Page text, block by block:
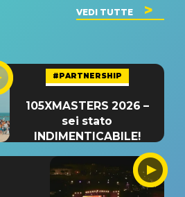
VEDI TUTTE
#PARTNERSHIP
105XMASTERS 2026 –
sei stato
INDIMENTICABILE!